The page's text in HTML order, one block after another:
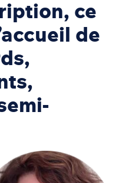
ce
de